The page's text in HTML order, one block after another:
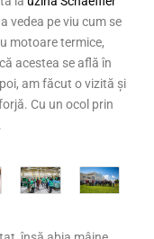
vedea pe viu cum se
motoare termice,
acestea se află în
am făcut o vizită și
Cu un ocol prin